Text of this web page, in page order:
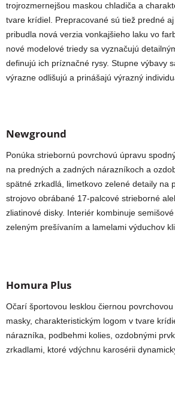
trojrozmernejšou maskou chladiča a
tvare krídiel. Prepracované sú tiež predné
pribudla nová verzia vonkajšieho laku vo
nové modelové triedy sa vyznačujú
definujú ich príznačné rysy. Stupne výbavy
výrazne odlišujú a prinášajú výrazný
Newground
Ponúka striebornú povrchovú úpravu
na predných a zadných nárazníkoch a
spätné zrkadlá, limetkovo zelené detaily na
strojovo obrábané 17-palcové strieborné
zliatinové disky. Interiér kombinuje
zeleným prešívaním a lamelami výduchov
Homura Plus
Očarí športovou lesklou čiernou
masky, charakteristickým logom v tvare
nárazníka, podbehmi kolies, ozdobnými
zrkadlami, ktoré vdýchnu karosérii